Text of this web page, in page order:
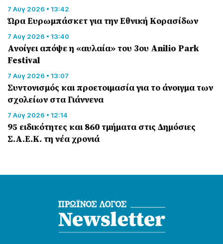
7 Αύγ 2026 • 13:42
Ώρα Ευρωμπάσκετ για την Εθνική Κορασίδων
7 Αύγ 2026 • 13:40
Ανοίγει απόψε η «αυλαία» του 3ου Anilio Park
Festival
7 Αύγ 2026 • 13:07
Συντονισμός και προετοιμασία για το άνοιγμα των
σχολείων στα Γιάννενα
7 Αύγ 2026 • 12:14
95 ειδικότητες και 860 τμήματα στις Δημόσιες
Σ.Α.Ε.Κ. τη νέα χρονιά